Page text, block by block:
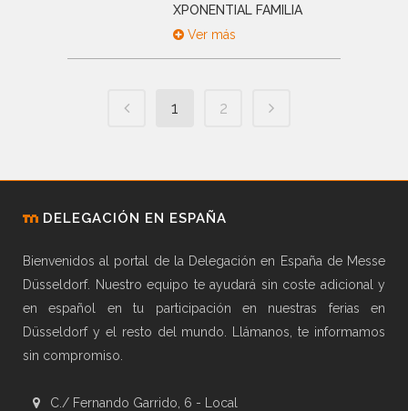
XPONENTIAL FAMILIA
Ver más
1 2
DELEGACIÓN EN ESPAÑA
Bienvenidos al portal de la Delegación en España de Messe
Düsseldorf. Nuestro equipo te ayudará sin coste adicional y
en español en tu participación en nuestras ferias en
Düsseldorf y el resto del mundo. Llámanos, te informamos
sin compromiso.
C./ Fernando Garrido, 6 - Local